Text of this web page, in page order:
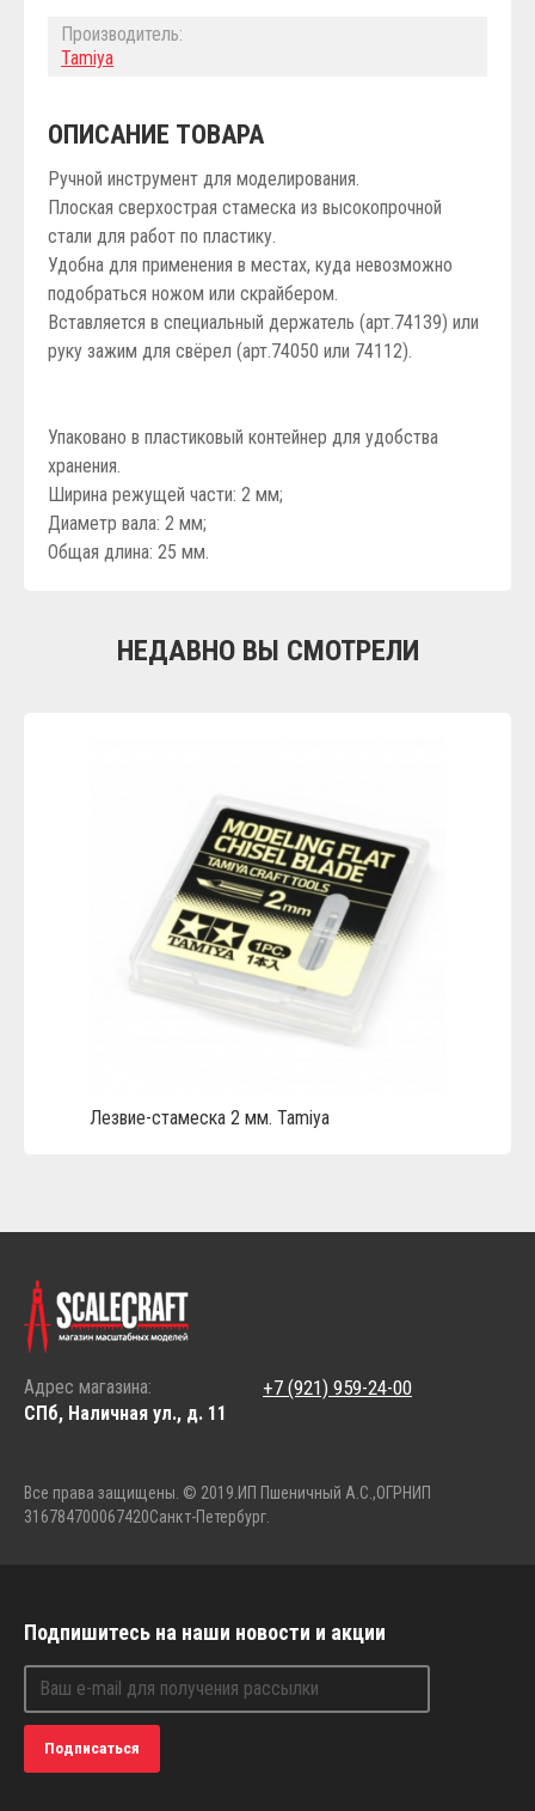
Производитель:
Tamiya
ОПИСАНИЕ ТОВАРА
Ручной инструмент для моделирования.
Плоская сверхострая стамеска из высокопрочной
стали для работ по пластику.
Удобна для применения в местах, куда невозможно
подобраться ножом или скрайбером.
Вставляется в специальный держатель (арт.74139) или
руку зажим для свёрел (арт.74050 или 74112).
Упаковано в пластиковый контейнер для удобства
хранения.
Ширина режущей части: 2 мм;
Диаметр вала: 2 мм;
Общая длина: 25 мм.
НЕДАВНО ВЫ СМОТРЕЛИ
Лезвие-стамеска 2 мм. Tamiya
Адрес магазина:
СПб, Наличная ул., д. 11
+7 (921) 959-24-00
Все права защищены. © 2019. ИП Пшеничный А.С.,ОГРНИП
316784700067420Санкт-Петербург.
Подпишитесь на наши новости и акции
Подписаться